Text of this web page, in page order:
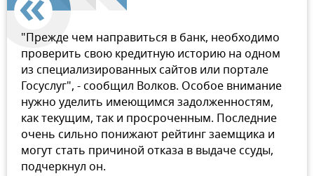
"Прежде чем направиться в банк, необходимо
проверить свою кредитную историю на одном
из специализированных сайтов или портале
Госуслуг", - сообщил Волков. Особое внимание
нужно уделить имеющимся задолженностям,
как текущим, так и просроченным. Последние
очень сильно понижают рейтинг заемщика и
могут стать причиной отказа в выдаче ссуды,
подчеркнул он.